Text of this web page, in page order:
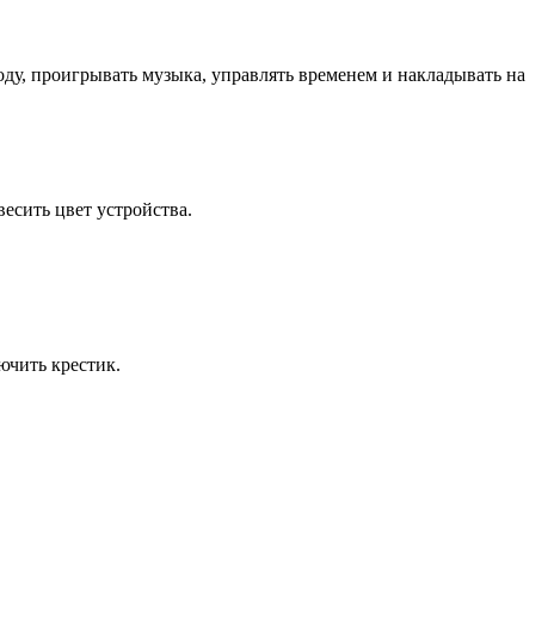
проигрывать музыка, управлять временем и накладывать на
цвет устройства.
крестик.